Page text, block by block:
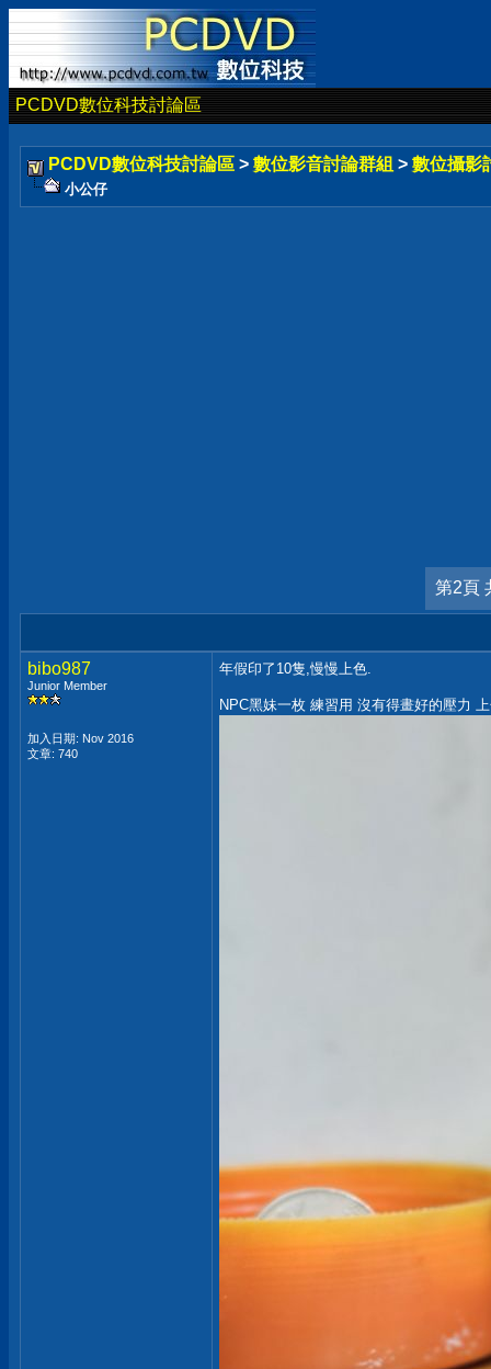
PCDVD數位科技討論區
PCDVD數位科技討論區 > 數位影音討論群組 > 數位攝影
小公仔
第2頁
bibo987
Junior Member
加入日期: Nov 2016
文章: 740
年假印了10隻,慢慢上色.
NPC黑妹一枚 練習用 沒有得畫好的壓力